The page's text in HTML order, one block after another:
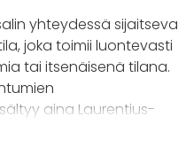
yhteydessä sijaitseva
joka toimii luontevasti
tai itsenäisenä tilana.
aina Laurentius-
kuitenkin vuokrata
joustavan